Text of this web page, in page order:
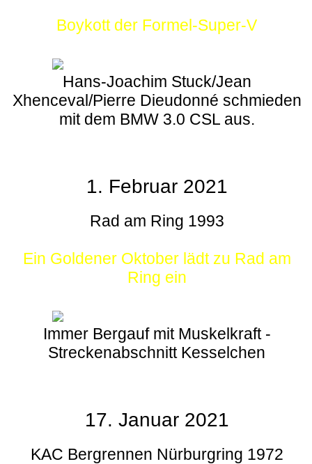
Boykott der Formel-Super-V
Hans-Joachim Stuck/Jean
Xhenceval/Pierre Dieudonné schmieden
mit dem BMW 3.0 CSL aus.
1. Februar 2021
Rad am Ring 1993
Ein Goldener Oktober lädt zu Rad am
Ring ein
Immer Bergauf mit Muskelkraft -
Streckenabschnitt Kesselchen
17. Januar 2021
KAC Bergrennen Nürburgring 1972